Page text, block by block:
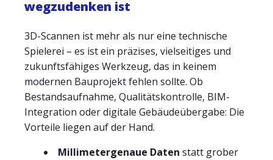
wegzudenken ist
3D-Scannen ist mehr als nur eine technische
Spielerei – es ist ein präzises, vielseitiges und
zukunftsfähiges Werkzeug, das in keinem
modernen Bauprojekt fehlen sollte. Ob
Bestandsaufnahme, Qualitätskontrolle, BIM-
Integration oder digitale Gebäudeübergabe: Die
Vorteile liegen auf der Hand.
Millimetergenaue Daten statt grober